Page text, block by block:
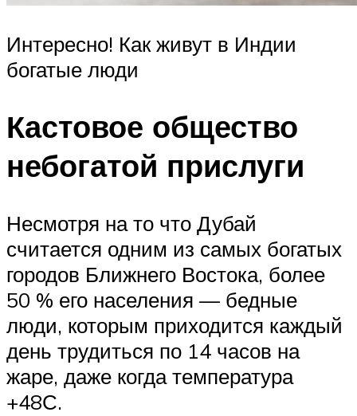
Интересно! Как живут в Индии
богатые люди
Кастовое общество
небогатой прислуги
Несмотря на то что Дубай
считается одним из самых богатых
городов Ближнего Востока, более
50 % его населения — бедные
люди, которым приходится каждый
день трудиться по 14 часов на
жаре, даже когда температура
+48С.